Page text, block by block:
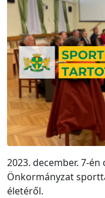
2023. december. 7-
Önkormányzat
életéről.